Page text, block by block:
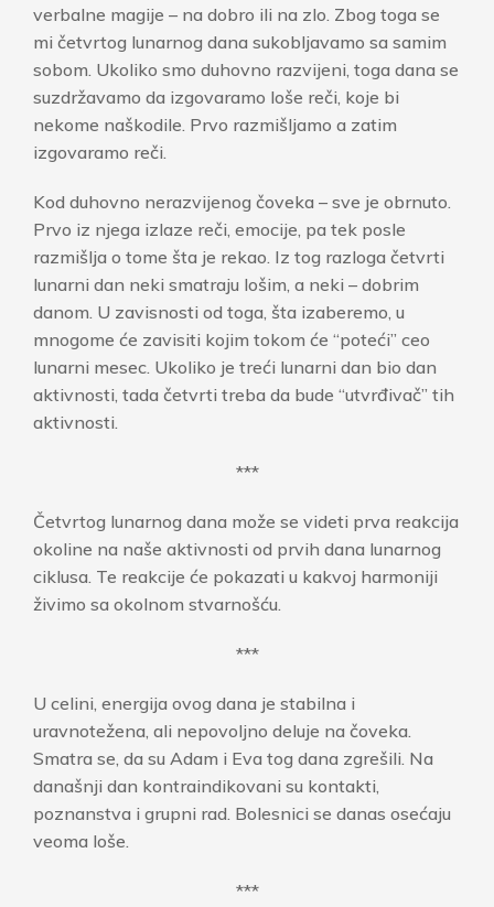
verbalne magije – na dobro ili na zlo. Zbog toga se
mi četvrtog lunarnog dana sukobljavamo sa samim
sobom. Ukoliko smo duhovno razvijeni, toga dana se
suzdržavamo da izgovaramo loše reči, koje bi
nekome naškodile. Prvo razmišljamo a zatim
izgovaramo reči.
Kod duhovno nerazvijenog čoveka – sve je obrnuto.
Prvo iz njega izlaze reči, emocije, pa tek posle
razmišlja o tome šta je rekao. Iz tog razloga četvrti
lunarni dan neki smatraju lošim, a neki – dobrim
danom. U zavisnosti od toga, šta izaberemo, u
mnogome će zavisiti kojim tokom će “poteći” ceo
lunarni mesec. Ukoliko je treći lunarni dan bio dan
aktivnosti, tada četvrti treba da bude “utvrđivač” tih
aktivnosti.
***
Četvrtog lunarnog dana može se videti prva reakcija
okoline na naše aktivnosti od prvih dana lunarnog
ciklusa. Te reakcije će pokazati u kakvoj harmoniji
živimo sa okolnom stvarnošću.
***
U celini, energija ovog dana je stabilna i
uravnotežena, ali nepovoljno deluje na čoveka.
Smatra se, da su Adam i Eva tog dana zgrešili. Na
današnji dan kontraindikovani su kontakti,
poznanstva i grupni rad. Bolesnici se danas osećaju
veoma loše.
***